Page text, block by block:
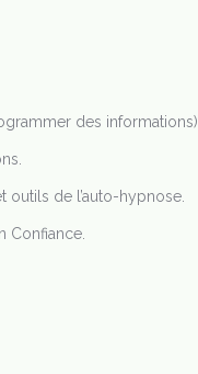
des informations)
de l’auto-hypnose.
Confiance.